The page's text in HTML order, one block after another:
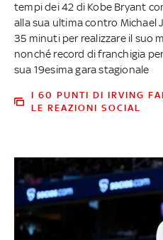
tempi dei 42 di Kobe Bryant
alla sua ultima contro Michael
35 minuti per realizzare il suo
nonché record di franchigia
sua 19esima gara stagionale
I 60 PUNTI DI IRVING FANNO IMPAZZIRE LA NBA:
LE REAZIONI SOCIAL